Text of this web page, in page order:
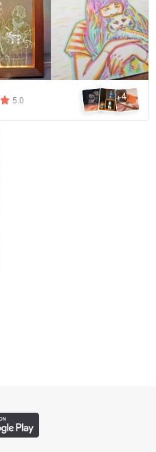
5.0 +4